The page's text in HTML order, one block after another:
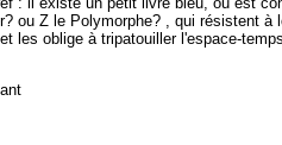
ou Z le Polymorphe? , qui résistent
les oblige à tripatouiller l'espace-